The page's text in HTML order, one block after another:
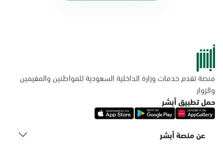
منصة تقدم خدمات وزارة الداخلية السعودية للمواطنين والمقيمين
والزوار
حمل تطبيق أبشر
عن منصة أبشر